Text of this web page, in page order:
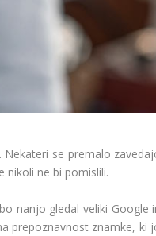
se premalo
nikoli ne bi pomislili.
nanjo gledal veliki Google
prepoznavnost znamke, ki